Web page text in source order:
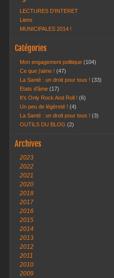
LECTURES D'INTERET
Liens
MUNICIPALES 2014 !
Catégories
Mon engagement politique (104)
Ce que j'aime ! (47)
La Santé : un droit pour tous ! (33)
Etats d'âme (17)
It's Only Rock And Roll ! (6)
Un peu de légèreté ! (4)
La Santé : un droit pour tous ! (3)
OUTILS DU BLOG (2)
Archives
2023
2022
2021
2020
2018
2017
2016
2015
2014
2013
2012
2011
2010
2009